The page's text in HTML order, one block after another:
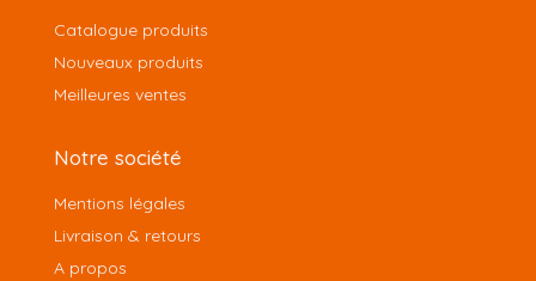
Catalogue produits
Nouveaux produits
Meilleures ventes
Notre société
Mentions légales
Livraison & retours
A propos